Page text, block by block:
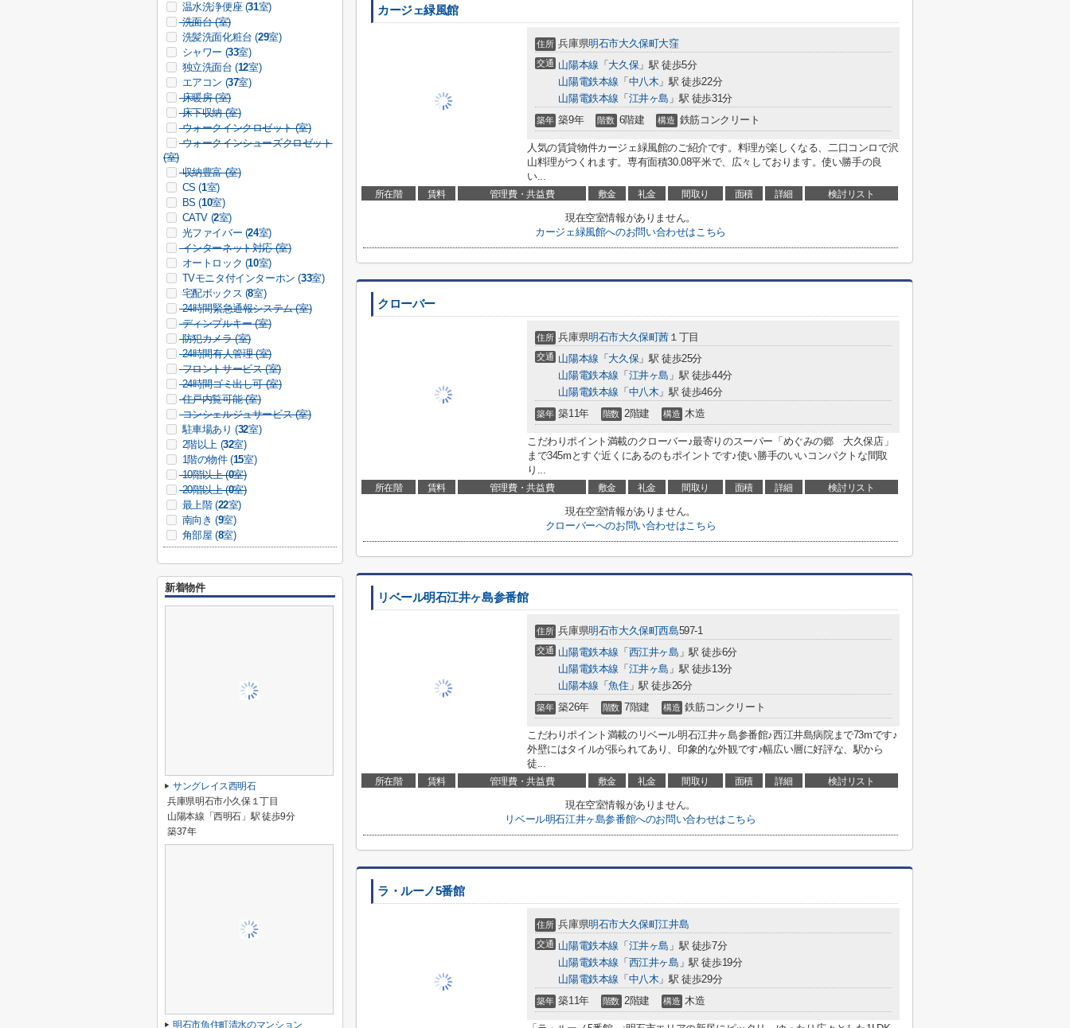
カージェ緑風館
住所 兵庫県明石市大久保町大窪
交通 山陽本線 「 大久保」駅 徒歩5分
山陽電鉄本線 「 中八木 」駅 徒歩22分
山陽電鉄本線 「 江井ヶ島 」駅 徒歩31分
築年 築9年 階数 6階建 構造 鉄筋コンクリート
人気の賃貸物件カージェ緑風館のご紹介です。料理が楽しくなる、二口コンロで沢
山料理がつくれます。専有面積30.08平米で、広々しております。使い勝手の良
い...
所在階 賃料 管理費・共益費 敷金 礼金 間取り 面積 詳細 検討リスト
現在空室情報がありません。
カージェ緑風館へのお問い合わせはこちら
クローバー
住所 兵庫県明石市大久保町茜 １丁目
交通 山陽本線 「 大久保」駅 徒歩25分
山陽電鉄本線 「 江井ヶ島 」駅 徒歩44分
山陽電鉄本線 「 中八木 」駅 徒歩46分
築年 築11年 階数 2階建 構造 木造
こだわりポイント満載のクローバー♪最寄りのスーパー「めぐみの郷 大久保店」
まで345mとすぐ近くにあるのもポイントです♪使い勝手のいいコンパクトな間取
り...
所在階 賃料 管理費・共益費 敷金 礼金 間取り 面積 詳細 検討リスト
現在空室情報がありません。
クローバーへのお問い合わせはこちら
リベール明石江井ヶ島参番館
住所 兵庫県明石市大久保町西島597-1
交通 山陽電鉄本線 「 西江井ヶ島 」駅 徒歩6分
山陽電鉄本線 「 江井ヶ島 」駅 徒歩13分
山陽本線 「魚住 」駅 徒歩26分
築年 築26年 階数 7階建 構造 鉄筋コンクリート
こだわりポイント満載のリベール明石江井ヶ島参番館♪西江井島病院まで73mです♪
外壁にはタイルが張られてあり、印象的な外観です♪幅広い層に好評な、駅から
徒...
所在階 賃料 管理費・共益費 敷金 礼金 間取り 面積 詳細 検討リスト
現在空室情報がありません。
リベール明石江井ヶ島参番館へのお問い合わせはこちら
ラ・ルーノ5番館
住所 兵庫県明石市大久保町江井島
交通 山陽電鉄本線 「 江井ヶ島 」駅 徒歩7分
山陽電鉄本線 「 西江井ヶ島 」駅 徒歩19分
山陽電鉄本線 「 中八木 」駅 徒歩29分
築年 築11年 階数 2階建 構造 木造
温水洗浄便座 (31室)
洗面台 (室)
洗髪洗面化粧台 (29室)
シャワー (33室)
独立洗面台 (12室)
エアコン (37室)
床暖房 (室)
床下収納 (室)
ウォークインクロゼット (室)
ウォークインシューズクロゼット
(室)
収納豊富 (室)
CS (1室)
BS (10室)
CATV (2室)
光ファイバー (24室)
インターネット対応 (室)
オートロック (10室)
TVモニタ付インターホン (33室)
宅配ボックス (8室)
24時間緊急通報システム (室)
ディンプルキー (室)
防犯カメラ (室)
24時間有人管理 (室)
フロントサービス (室)
24時間ゴミ出し可 (室)
住戸内覧可能 (室)
コンシェルジュサービス (室)
駐車場あり (32室)
2階以上 (32室)
1階の物件 (15室)
10階以上 (0室)
20階以上 (0室)
最上階 (22室)
南向き (9室)
角部屋 (8室)
新着物件
サングレイス西明石
兵庫県明石市小久保１丁目
山陽本線「西明石」駅 徒歩9分
築37年
明石市魚住町清水のマンション